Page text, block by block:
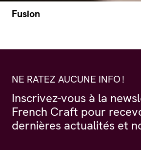
Fusion
NE RATEZ AUCUNE INFO !
Inscrivez-vous à la
French Craft pour
dernières actualités et